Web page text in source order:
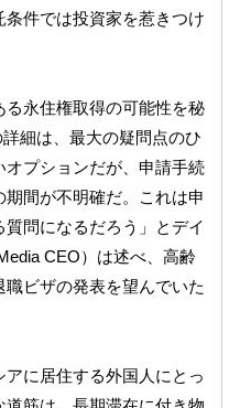
件では投資家を惹きつけ
永住権取得の可能性を秘
細は、最大の疑問点のひ
オプションだが、申請手続
間が不明確だ。これは申
問になるだろう」とデイ
CEO）は述べ、高齢
ビザの発表を望んでいた
に居住する外国人にとっ